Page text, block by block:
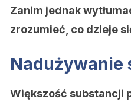
Zanim jednak
zrozumieć, co dzieje
Nadużywanie
Większość substancji